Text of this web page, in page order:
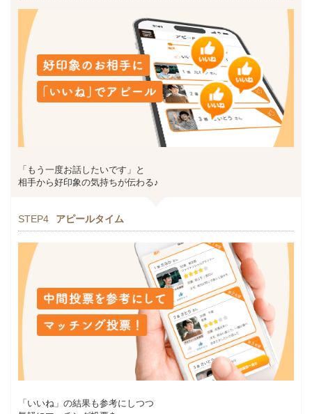
「もう一度お話したいです」と
相手から好印象の気持ちが伝わる♪
STEP4 アピールタイム
「いいね」の結果も参考にしつつ